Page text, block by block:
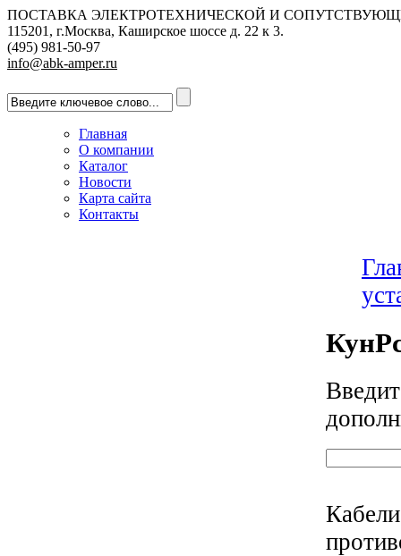
ПОСТАВКА ЭЛЕКТРОТЕХНИЧЕСКОЙ И
115201, г.Москва, Каширское шоссе д. 22 к 3.
(495) 981-50-97
info@abk-amper.ru
Главная
О компании
Каталог
Новости
Карта сайта
Контакты